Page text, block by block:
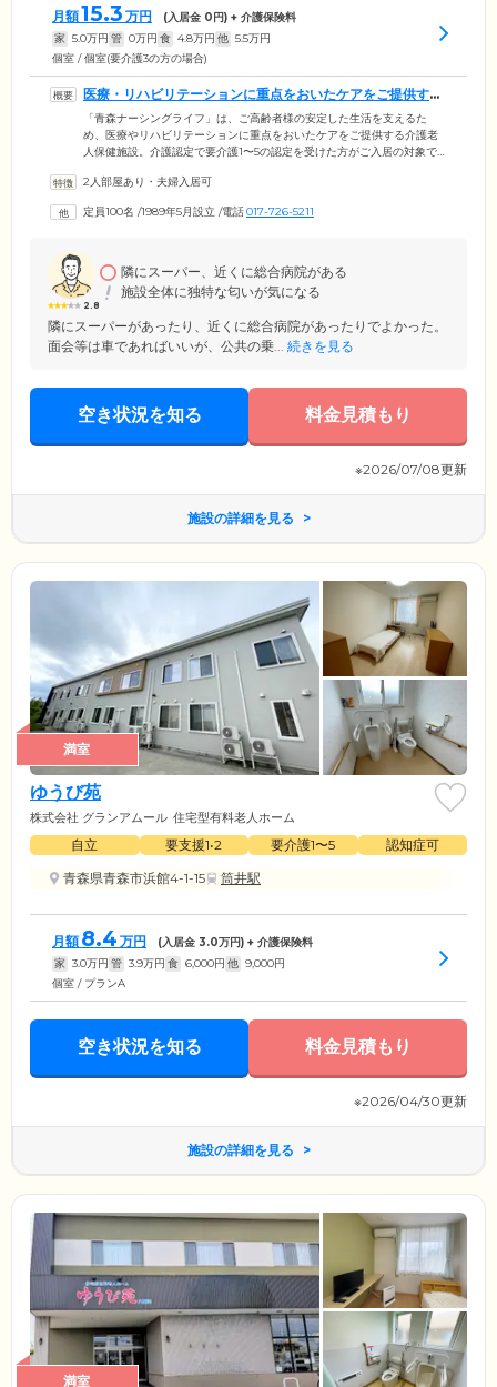
月額15.3 万円 (入居金 0円) + 介護保険料
家 5.0万円 管 0万円 食 4.8万円 他 5.5万円
個室 / 個室(要介護3の方の場合)
医療・リハビリテーションに重点をおいたケアをご提供する
施設です
「青森ナーシングライフ」は、ご高齢者様の安定した生活を支えるた
め、医療やリハビリテーションに重点をおいたケアをご提供する介護老
人保健施設。介護認定で要介護1〜5の認定を受けた方がご入居の対象で
医療・福祉の充実」を経営理念に、訪問介護・訪問看護・訪問リハビリ
して、地域の社会福祉に広く貢献しています。館内にはスタッフが24時
2人部屋あり・夫婦入居可
定員100名 /1989年5月設立 /電話017-726-5211
2.8
隣にスーパー、近くに総合病院がある
施設全体に独特な匂いが気になる
隣にスーパーがあったり、近くに総合病院があったりでよかった。
面会等は車であればいいが、公共の乗... 続きを見る
空き状況を知る 料金見積もり
※2026/07/08更新
施設の詳細を見る
満室
ゆうび苑
株式会社 グランアムール 住宅型有料老人ホーム
自立 要支援1•2 要介護1〜5
認知症可
青森県青森市浜館4-1-15
筒井駅
月額 8.4 万円 (入居金 3.0万円) + 介護保険料
家 3.0万円 管 3.9万円 食 6,000円 他 9,000円
個室 / プランA
空き状況を知る 料金見積もり
※2026/04/30更新
施設の詳細を見る
満室